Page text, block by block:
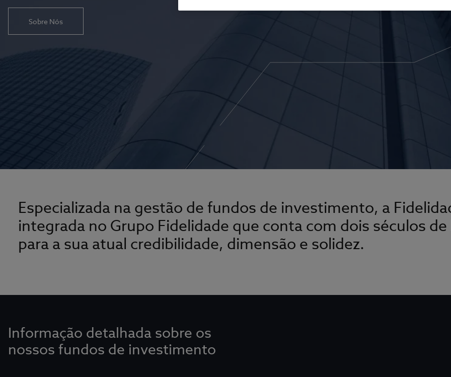
Sobre Nós
Especializada na gestão de fundos de investimento, a
integrada no Grupo Fidelidade que conta com dois séculos
para a sua atual credibilidade, dimensão e solidez.
Informação detalhada sobre os
nossos fundos de investimento